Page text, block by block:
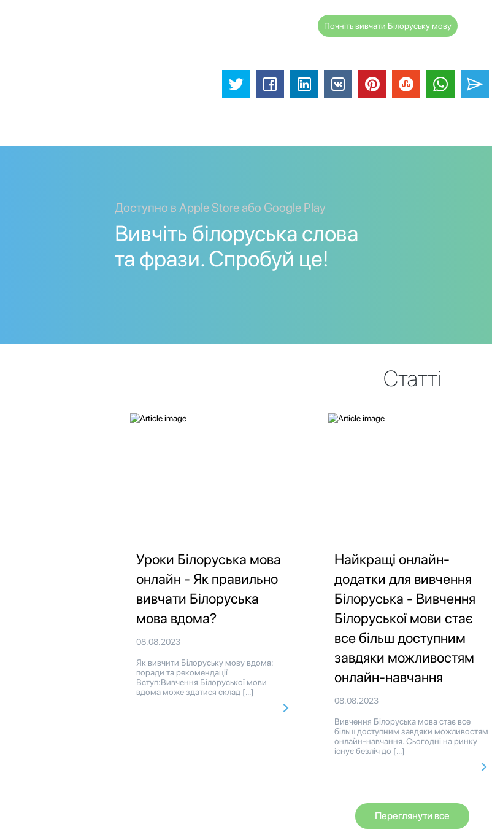
Почніть вивчати Білоруську мову
Доступно в Apple Store або Google Play
Вивчіть білоруська слова
та фрази. Спробуй це!
Статті
Уроки Білоруська мова
онлайн - Як правильно
вивчати Білоруська
мова вдома?
08.08.2023
Як вивчити Білоруську мову вдома:
поради та рекомендації
Вступ:Вивчення Білоруської мови
вдома може здатися склад […]
Найкращі онлайн-
додатки для вивчення
Білоруська - Вивчення
Білоруської мови стає
все більш доступним
завдяки можливостям
онлайн-навчання
08.08.2023
Вивчення Білоруська мова стає все
більш доступним завдяки можливостям
онлайн-навчання. Сьогодні на ринку
існує безліч до […]
Переглянути все